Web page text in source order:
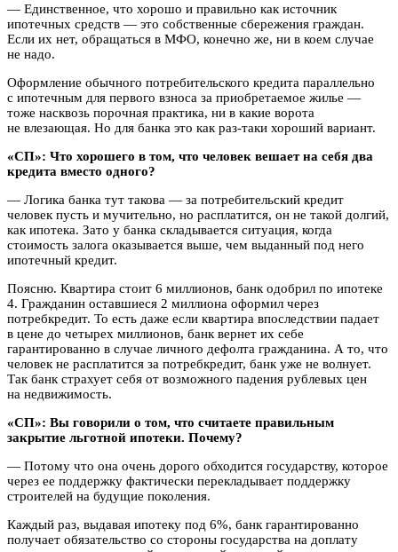
— Единственное, что хорошо и правильно как источник
ипотечных средств — это собственные сбережения граждан.
Если их нет, обращаться в МФО, конечно же, ни в коем случае
не надо.
Оформление обычного потребительского кредита параллельно
с ипотечным для первого взноса за приобретаемое жилье —
тоже насквозь порочная практика, ни в какие ворота
не влезающая. Но для банка это как раз-таки хороший вариант.
«СП»: Что хорошего в том, что человек вешает на себя два
кредита вместо одного?
— Логика банка тут такова — за потребительский кредит
человек пусть и мучительно, но расплатится, он не такой долгий,
как ипотека. Зато у банка складывается ситуация, когда
стоимость залога оказывается выше, чем выданный под него
ипотечный кредит.
Поясню. Квартира стоит 6 миллионов, банк одобрил по ипотеке
4. Гражданин оставшиеся 2 миллиона оформил через
потребкредит. То есть даже если квартира впоследствии падает
в цене до четырех миллионов, банк вернет их себе
гарантированно в случае личного дефолта гражданина. А то, что
человек не расплатится за потребкредит, банк уже не волнует.
Так банк страхует себя от возможного падения рублевых цен
на недвижимость.
«СП»: Вы говорили о том, что считаете правильным
закрытие льготной ипотеки. Почему?
— Потому что она очень дорого обходится государству, которое
через ее поддержку фактически перекладывает поддержку
строителей на будущие поколения.
Каждый раз, выдавая ипотеку под 6%, банк гарантированно
получает обязательство со стороны государства на доплату